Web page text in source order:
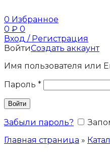
0 Избранное
0 ₽ 0
Вход / Регистрация
ВойтиСоздать аккаунт
Имя пользователя или
Пароль *
Войти
Забыли пароль?
Главная страница »